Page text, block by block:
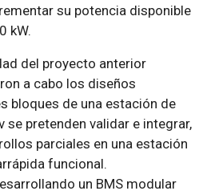
su potencia disponible
kW.
del proyecto anterior
a cabo los diseños
bloques de una estación de
se pretenden validar e integrar,
parciales en una estación
funcional.
un BMS modular